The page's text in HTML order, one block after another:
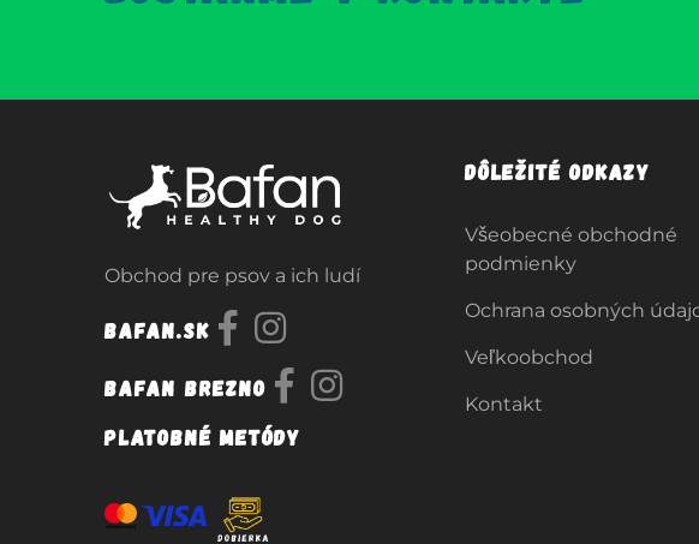
Obchod pre psov a ich ludí
Bafan.sk
Bafan Brezno
Platobné metódy
Dôležité odkazy
Všeobecné obchodné
podmienky
Ochrana osobných
Veľkoobchod
Kontakt